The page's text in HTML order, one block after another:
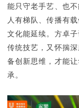
能只守老手艺、也
人有梯队、传播有
文化能延续。方卓
传统技艺，又怀揣
备创新思维，才能
承。